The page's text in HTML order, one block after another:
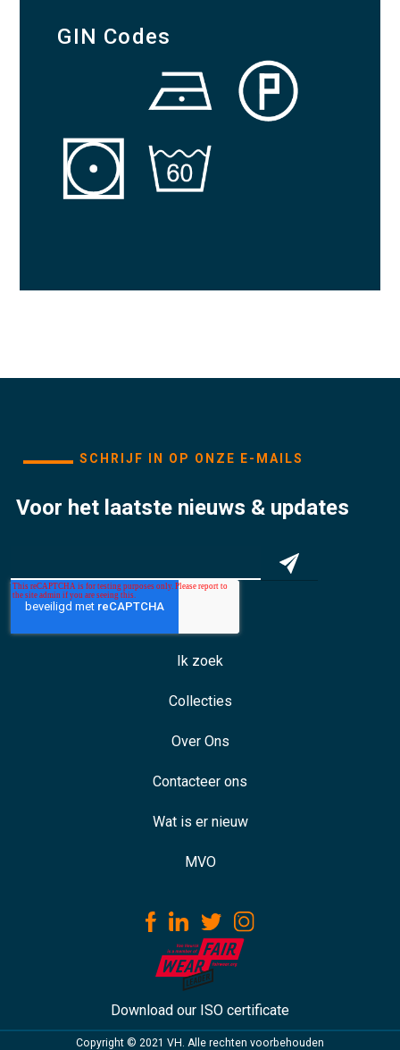
GIN Codes
SCHRIJF IN OP ONZE E-MAILS
Voor het laatste nieuws & updates
Ik zoek
Collecties
Over Ons
Contacteer ons
Wat is er nieuw
MVO
Download our ISO certificate
Copyright © 2021 VH. Alle rechten voorbehouden